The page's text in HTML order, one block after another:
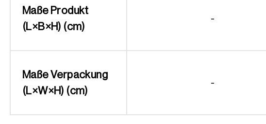
Maße Produkt
(L×B×H) (cm)
-
Maße Verpackung
(L×W×H) (cm)
-